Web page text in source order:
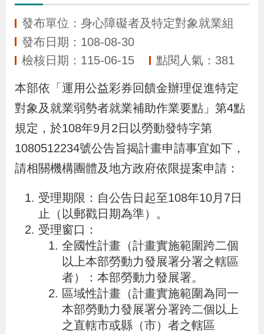
息
發
布
為
民
服
務
發布單位：身心障礙者及特定對象就業組
發布日期：108-08-30
檢核日期：115-06-15
點閱人氣：381
本部依「運用公益彩券回饋金辦理促進特定
對象及就業弱勢者就業補助作業要點」第4點
規定，於108年9月2日以勞動發特字第
1080512234號公告旨揭計畫申請事宜如下，
請相關機構團體及地方政府依限提案申請：
受理期限：自公告日起至108年10月7日
止（以郵戳日期為準）。
受理窗口：
全國性計畫（計畫實施範圍跨二個
以上本部勞動力發展署分署之轄區
者）：本部勞動力發展署。
區域性計畫（計畫實施範圍為同一
本部勞動力發展署分署跨二個以上
之直轄市或縣（市）者之轄區